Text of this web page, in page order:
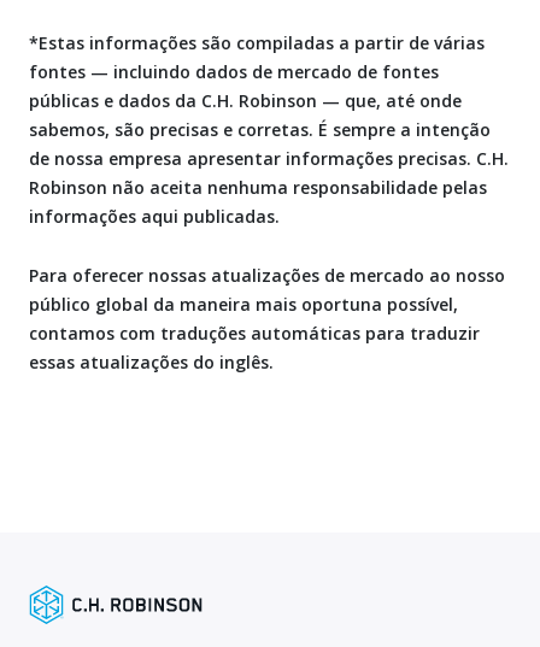
*Estas informações são compiladas a partir de várias
fontes — incluindo dados de mercado de fontes
públicas e dados da C.H. Robinson — que, até onde
sabemos, são precisas e corretas. É sempre a intenção
de nossa empresa apresentar informações precisas. C.H.
Robinson não aceita nenhuma responsabilidade pelas
informações aqui publicadas.
Para oferecer nossas atualizações de mercado ao nosso
público global da maneira mais oportuna possível,
contamos com traduções automáticas para traduzir
essas atualizações do inglês.